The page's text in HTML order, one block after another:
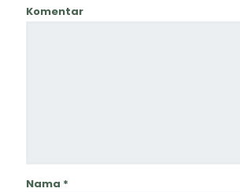
Komentar
Nama *